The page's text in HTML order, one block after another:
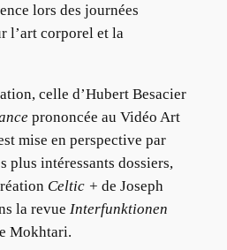
lors des journées
l’art corporel et la
celle d’Hubert Besacier
prononcée au Vidéo Art
mise en perspective par
plus intéressants dossiers,
Celtic + de Joseph
la revue Interfunktionen
Mokhtari.